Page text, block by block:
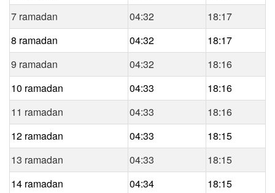
7 ramadan
04:32
18:17
8 ramadan
04:32
18:17
9 ramadan
04:32
18:16
10 ramadan
04:33
18:16
11 ramadan
04:33
18:16
12 ramadan
04:33
18:15
13 ramadan
04:33
18:15
14 ramadan
04:34
18:15